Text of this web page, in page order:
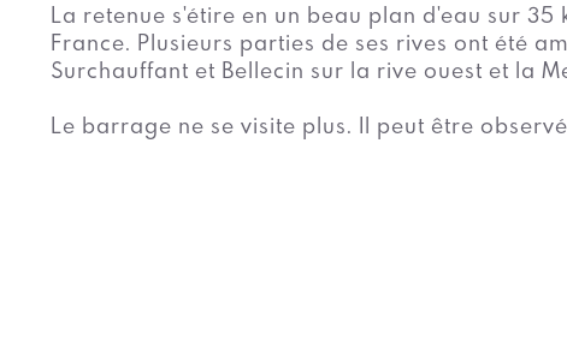
La retenue s'étire en un beau plan d'eau sur
France. Plusieurs parties de ses rives ont été
Surchauffant et Bellecin sur la rive ouest et la
Le barrage ne se visite plus. Il peut être